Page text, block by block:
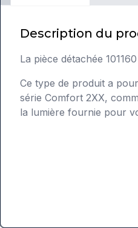
Description du
La pièce détachée
Ce type de produit a
série Comfort 2XX,
la lumière fournie pour